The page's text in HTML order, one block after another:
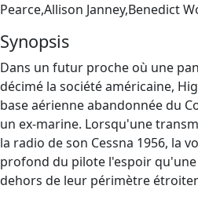
Pearce,Allison Janney,Benedict
Synopsis
Dans un futur proche où une
décimé la société américaine,
base aérienne abandonnée du
un ex-marine. Lorsqu'une
la radio de son Cessna 1956, la
profond du pilote l'espoir
dehors de leur périmètre